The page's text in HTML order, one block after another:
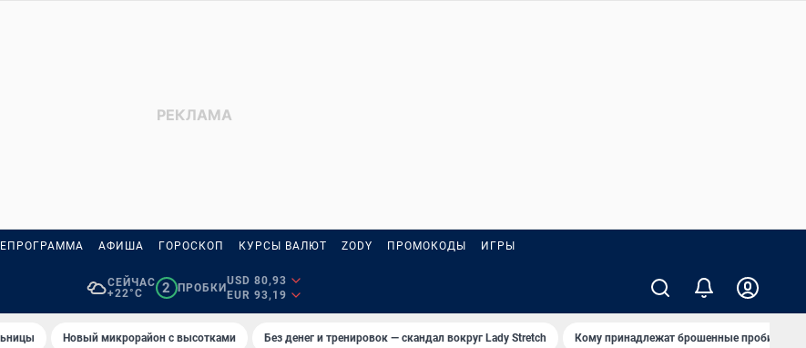
АФИША ГОРОСКОП КУРСЫ ВАЛЮТ ZODY ПРОМОКОДЫ ИГРЫ
СЕЙЧАС
+22°C
2 ПРОБКИ
USD 80,93
EUR 93,19
Новый микрорайон с высотками Без денег и тренировок — скандал вокруг Lady Stretch Кому принадлежат брошенные пробирки?